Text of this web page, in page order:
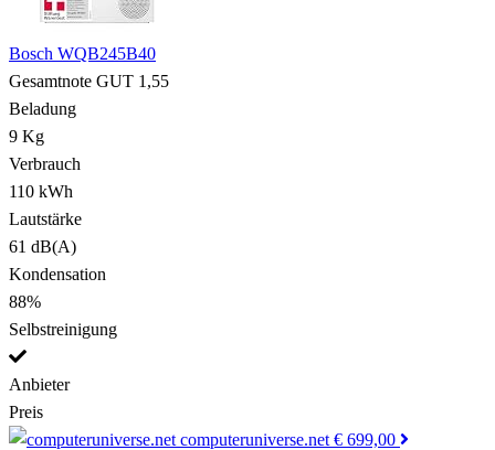
Bosch WQB245B40
Gesamtnote GUT 1,55
Beladung
9 Kg
Verbrauch
110 kWh
Lautstärke
61 dB(A)
Kondensation
88%
Selbstreinigung
Anbieter
Preis
computeruniverse.net € 699,00